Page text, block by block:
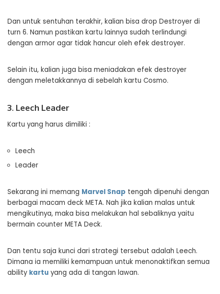
Dan untuk sentuhan terakhir, kalian bisa drop Destroyer di
turn 6. Namun pastikan kartu lainnya sudah terlindungi
dengan armor agar tidak hancur oleh efek destroyer.
Selain itu, kalian juga bisa meniadakan efek destroyer
dengan meletakkannya di sebelah kartu Cosmo.
3. Leech Leader
Kartu yang harus dimiliki :
Leech
Leader
Sekarang ini memang Marvel Snap tengah dipenuhi dengan
berbagai macam deck META. Nah jika kalian malas untuk
mengikutinya, maka bisa melakukan hal sebaliknya yaitu
bermain counter META Deck.
Dan tentu saja kunci dari strategi tersebut adalah Leech.
Dimana ia memiliki kemampuan untuk menonaktifkan semua
ability kartu yang ada di tangan lawan.